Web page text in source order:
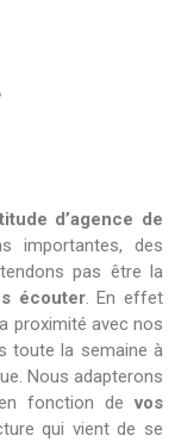
d’agence de
importantes, des
pas être la
écouter. En effet
proximité avec nos
toute la semaine à
Nous adapterons
fonction de vos
qui vient de se